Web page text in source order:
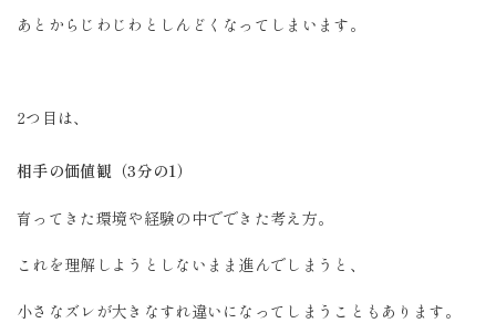
あとからじわじわとしんどくなってしまいます。
2つ目は、
相手の価値観（3分の1）
育ってきた環境や経験の中でできた考え方。
これを理解しようとしないまま進んでしまうと、
小さなズレが大きなすれ違いになってしまうこともあります。